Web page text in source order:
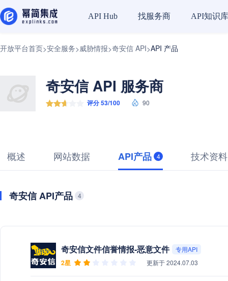
API Hub 找服务商 API知识库
开放平台首页>安全服务>威胁情报>奇安信 API>API 产品
奇安信 API 服务商
评分 53/100 90
概述 网站数据 API产品 4 技术资料
奇安信 API产品 4
奇安信文件信誉情报-恶意文件 专用API
2星 更新于 2024.07.03